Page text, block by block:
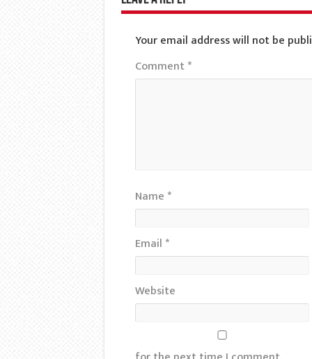
Your email address will not be
Comment*
Name *
Email *
Website